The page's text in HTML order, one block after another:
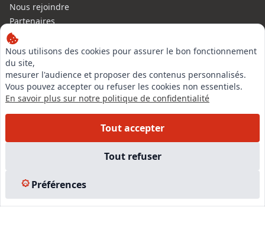
Nous utilisons des cookies pour assurer le bon fonctionnement
du site,
mesurer l'audience et proposer des contenus personnalisés.
Vous pouvez accepter ou refuser les cookies non essentiels.
En savoir plus sur notre politique de confidentialité
Tout accepter
Tout refuser
Préférences
Nous rejoindre
Partenaires
Autres missions
Le C.N.E.
Membre IVSC
Logiciel
L’Expert
Tarifs
Experts Immobiliers par régions
Plan du site
© 2026 l-expertise CNE - Centre National de l’Expertise. Tous